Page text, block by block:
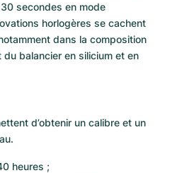
secondes en mode
horlogères se cachent
dans la composition
balancier en silicium et en
d’obtenir un calibre et un
heures ;